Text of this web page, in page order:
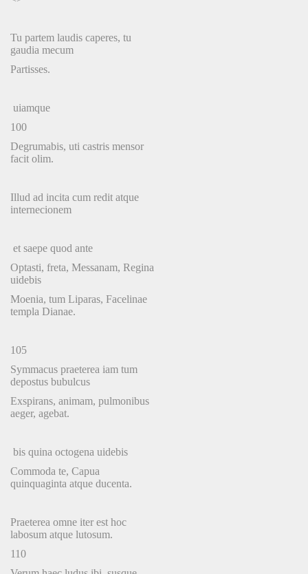
Tu partem laudis caperes, tu
gaudia mecum
Partisses.
uiamque
100
Degrumabis, uti castris mensor
facit olim.
Illud ad incita cum redit atque
internecionem
et saepe quod ante
Optasti, freta, Messanam, Regina
uidebis
Moenia, tum Liparas, Facelinae
templa Dianae.
105
Symmacus praeterea iam tum
depostus bubulcus
Exspirans, animam, pulmonibus
aeger, agebat.
bis quina octogena uidebis
Commoda te, Capua
quinquaginta atque ducenta.
Praeterea omne iter est hoc
labosum atque lutosum.
110